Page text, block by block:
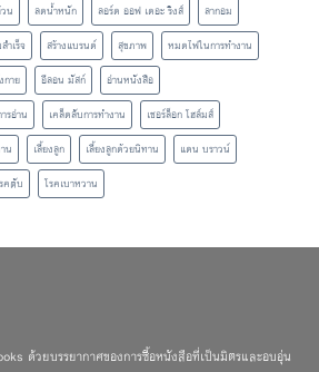
น ลดน้ำหนัก ลอร์ด ออฟ เดอะ ริงส์
ลากอม
ำเร็จ สร้างแบรนด์ สุขภาพ
หมดไฟในการทำงาน
กาย อีลอน มัสก์
อ่านหนังสือ
รอ่าน
เคล็ดลับการทำงาน
เชอร์ล็อก โฮล์มส์
น เลี้ยงลูก เลี้ยงลูกด้วยนิทาน
แดน บราวน์
คตับ โรคเบาหวาน
ด้วยบรรยากาศของการซื้อหนังสือที่เป็นมิตรและอบอุ่น